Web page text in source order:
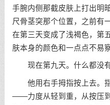
手腕内侧那截皮肤上打出
尺骨茎突那个位置，之前有
在第三天变成了浅褐色，第
肤本身的颜色和一点点不易
现在第九天。什么都没有
他用右手拇指按上去。指
——力度从轻到重，从按压